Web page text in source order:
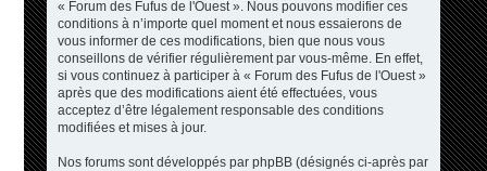
« Forum des Fufus de l'Ouest ». Nous pouvons modifier ces
conditions à n’importe quel moment et nous essaierons de
vous informer de ces modifications, bien que nous vous
conseillons de vérifier régulièrement par vous-même. En effet,
si vous continuez à participer à « Forum des Fufus de l'Ouest »
après que des modifications aient été effectuées, vous
acceptez d’être légalement responsable des conditions
modifiées et mises à jour.
Nos forums sont développés par phpBB (désignés ci-après par